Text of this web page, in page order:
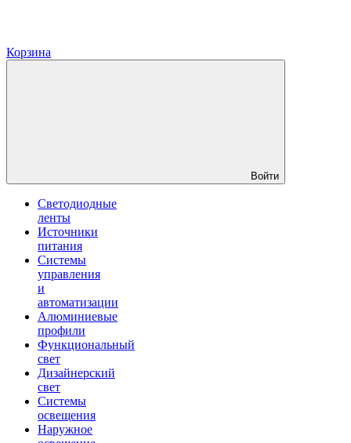
Корзина
Войти
Светодиодные
ленты
Источники
питания
Системы
управления
и
автоматизации
Алюминиевые
профили
Функциональный
свет
Дизайнерский
свет
Системы
освещения
Наружное